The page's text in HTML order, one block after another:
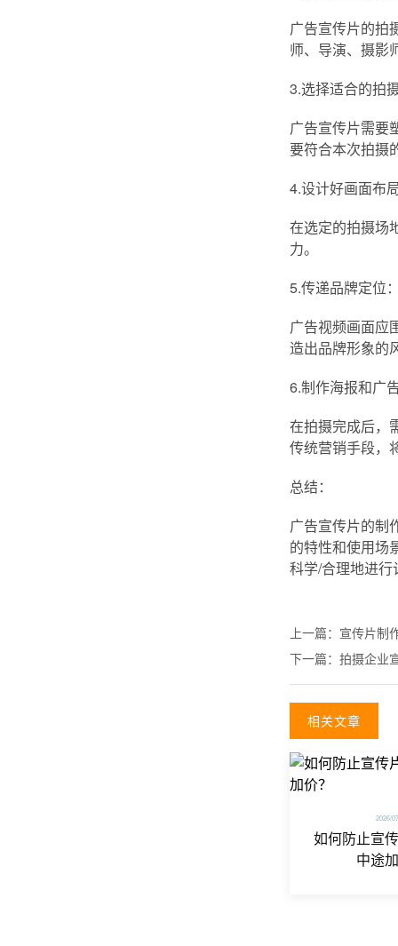
广告宣传片的拍
师、导演、摄影
3.选择适合的拍
广告宣传片需要
要符合本次拍摄
4.设计好画面布
在选定的拍摄场
力。
5.传递品牌定位
广告视频画面应
造出品牌形象的
6.制作海报和广
在拍摄完成后，
传统营销手段，
总结：
广告宣传片的制
的特性和使用场
科学/合理地进
上一篇： 宣传片制
下一篇： 拍摄企业
相关文章
2026/
如何防止宣
中途